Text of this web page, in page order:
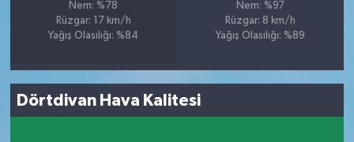
Nem: %78
Rüzgar: 17 km/h
Yağış Olasılığı: %84
Nem: %97
Rüzgar: 8 km/h
Yağış Olasılığı: %89
Dörtdivan Hava Kalitesi